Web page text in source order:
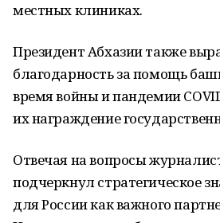
местных клиниках.
Президент Абхазии также
благодарность за помощь
время войны и пандемии
их награждение
Отвечая на вопросы
подчеркнул стратегическое
для России как важного